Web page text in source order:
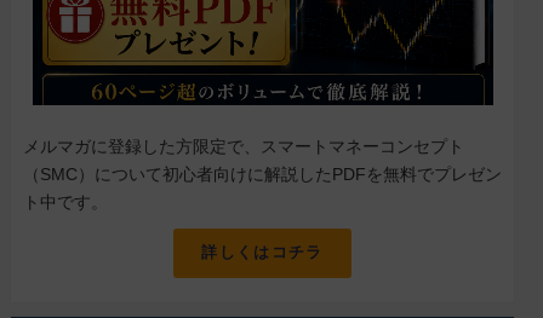
メルマガに登録した方限定で、スマートマネーコンセプト
（SMC）について初心者向けに解説したPDFを無料でプレゼン
ト中です。
詳しくはコチラ